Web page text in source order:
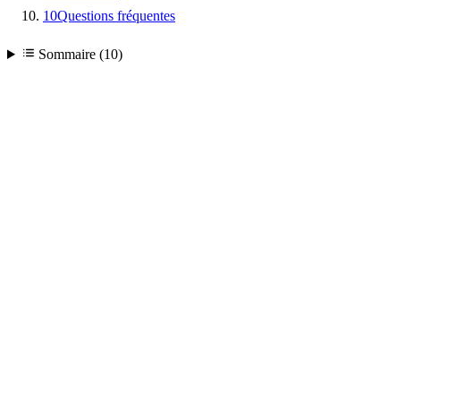
10Questions fréquentes
Sommaire (10)